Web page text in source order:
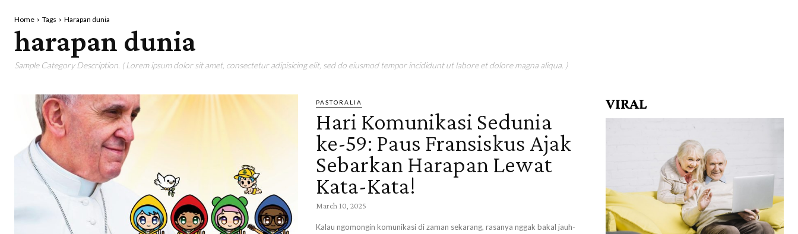
Home Tags Harapan dunia
harapan dunia
Sample Category Description. ( Lorem ipsum dolor sit amet, consectetur adipisicing elit, sed do eiusmod tempor incididunt ut labore et dolore magna aliqua. )
PASTORALIA
Hari Komunikasi Sedunia
ke-59: Paus Fransiskus Ajak
Sebarkan Harapan Lewat
Kata-Kata!
March 10, 2025
Kalau ngomongin komunikasi di zaman sekarang, rasanya nggak bakal jauh-
VIRAL